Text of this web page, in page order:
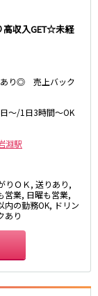
収入GET☆未経
あり◎ 売上バック
～/1日3時間～OK
淵駅
りＯＫ, 送りあり,
営業, 日曜も営業,
内の勤務OK, ドリン
あり